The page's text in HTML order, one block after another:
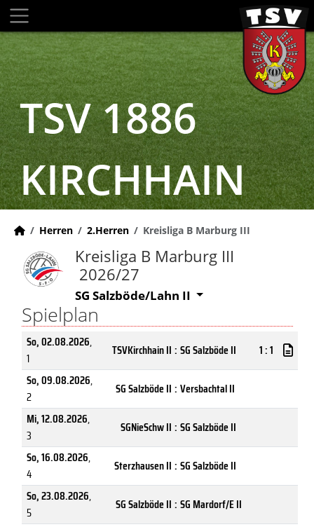
TSV 1886
KIRCHHAIN
Herren 2.Herren Kreisliga B Marburg III
Kreisliga B Marburg III
2026/27
SG Salzböde/Lahn II
Spielplan
So, 02.08.2026,
1
TSVKirchhain II : SG Salzböde II
1 : 1
So, 09.08.2026,
2
SG Salzböde II : Versbachtal II
Mi, 12.08.2026,
3
SGNieSchw II : SG Salzböde II
So, 16.08.2026,
4
Sterzhausen II : SG Salzböde II
So, 23.08.2026,
5
SG Salzböde II : SG Mardorf/E II